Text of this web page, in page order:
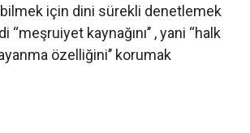
için dini sürekli denetlemek
kaynağını’’ , yani ‘‘halk
özelliğini’’ korumak